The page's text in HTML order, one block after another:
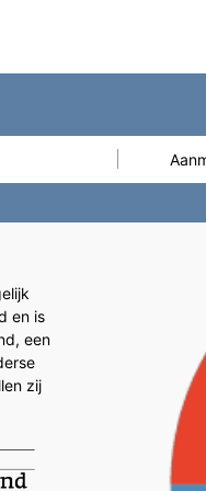
en is
een
zij